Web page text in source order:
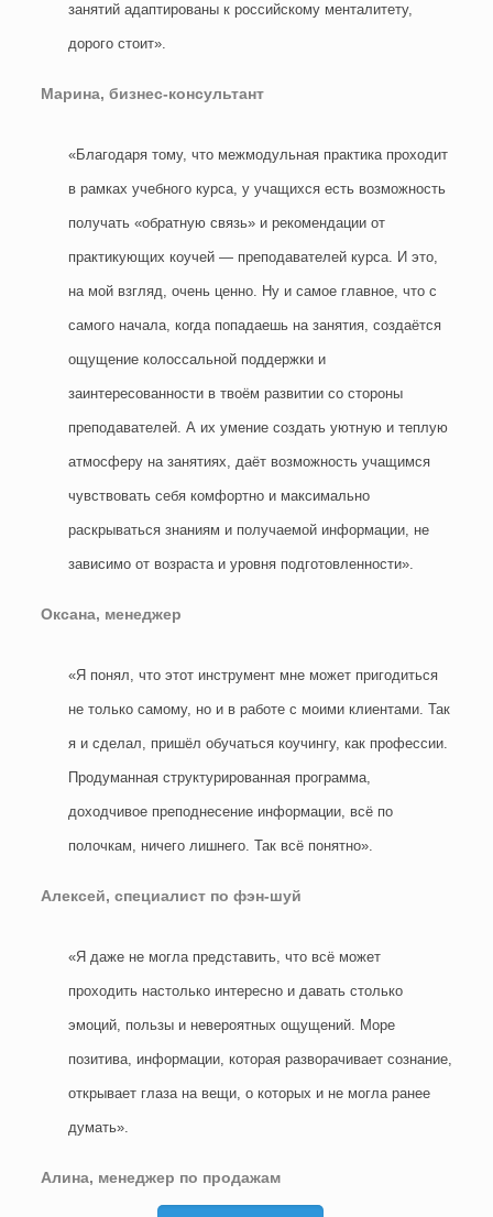
занятий адаптированы к российскому менталитету,
дорого стоит».
Марина, бизнес-консультант
«Благодаря тому, что межмодульная практика проходит
в рамках учебного курса, у учащихся есть возможность
получать «обратную связь» и рекомендации от
практикующих коучей — преподавателей курса. И это,
на мой взгляд, очень ценно. Ну и самое главное, что с
самого начала, когда попадаешь на занятия, создаётся
ощущение колоссальной поддержки и
заинтересованности в твоём развитии со стороны
преподавателей. А их умение создать уютную и теплую
атмосферу на занятиях, даёт возможность учащимся
чувствовать себя комфортно и максимально
раскрываться знаниям и получаемой информации, не
зависимо от возраста и уровня подготовленности».
Оксана, менеджер
«Я понял, что этот инструмент мне может пригодиться
не только самому, но и в работе с моими клиентами. Так
я и сделал, пришёл обучаться коучингу, как профессии.
Продуманная структурированная программа,
доходчивое преподнесение информации, всё по
полочкам, ничего лишнего. Так всё понятно».
Алексей, специалист по фэн-шуй
«Я даже не могла представить, что всё может
проходить настолько интересно и давать столько
эмоций, пользы и невероятных ощущений. Море
позитива, информации, которая разворачивает сознание,
открывает глаза на вещи, о которых и не могла ранее
думать».
Алина, менеджер по продажам